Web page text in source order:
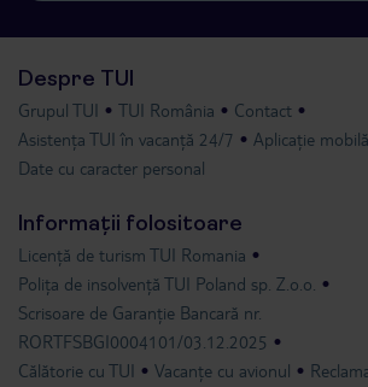
Despre TUI
Grupul TUI TUI România
Contact
Asistența TUI în vacanță 24/7
Aplicație
Date cu caracter personal
Informații folositoare
Licență de turism TUI Romania
Polița de insolvență TUI Poland sp. Z.o.o.
Scrisoare de Garanție Bancară nr.
RORTFSBGI0004101/03.12.2025
Călătorie cu TUI
Vacanțe cu avionul